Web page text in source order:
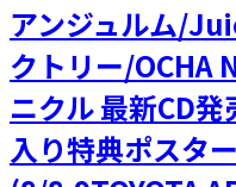
アンジュルム/
クトリー/OCHA
ニクル 最新CD
入り特典ポスタ